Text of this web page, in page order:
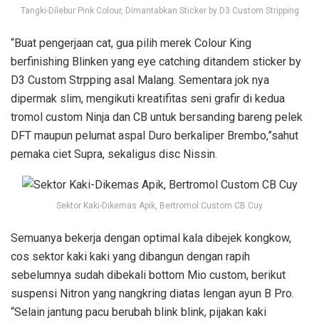
Tangki-Dilebur Pink Colour, Dimantabkan Sticker by D3 Custom Stripping
“Buat pengerjaan cat, gua pilih merek Colour King
berfinishing Blinken yang eye catching ditandem sticker by
D3 Custom Strpping asal Malang. Sementara jok nya
dipermak slim, mengikuti kreatifitas seni grafir di kedua
tromol custom Ninja dan CB untuk bersanding bareng pelek
DFT maupun pelumat aspal Duro berkaliper Brembo,”sahut
pemaka ciet Supra, sekaligus disc Nissin.
Sektor Kaki-Dikemas Apik, Bertromol Custom CB Cuy
Semuanya bekerja dengan optimal kala dibejek kongkow,
cos sektor kaki kaki yang dibangun dengan rapih
sebelumnya sudah dibekali bottom Mio custom, berikut
suspensi Nitron yang nangkring diatas lengan ayun B Pro.
“Selain jantung pacu berubah blink blink, pijakan kaki